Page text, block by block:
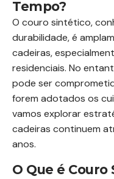
Tempo?
O couro sintético,
durabilidade, é
cadeiras,
residenciais. No
pode ser
forem adotados os
vamos explorar
cadeiras continuem
anos.
O Que é Couro